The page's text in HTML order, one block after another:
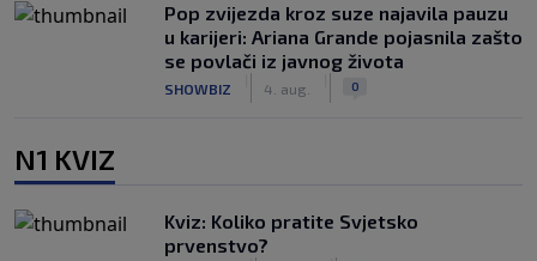
Pop zvijezda kroz suze najavila pauzu
u karijeri: Ariana Grande pojasnila zašto
se povlači iz javnog života
SHOWBIZ 4. aug. 0
N1 KVIZ
Kviz: Koliko pratite Svjetsko
prvenstvo?